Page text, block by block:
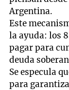
Argentina.
Este
la ayuda: los
pagar para
deuda
Se especula
para